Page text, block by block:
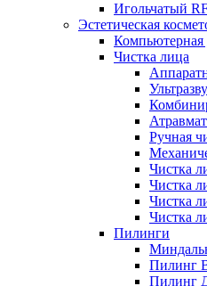
Игольчатый
Эстетическая
Компьютерная
Чистка лица
Ручная
Чистка
Чистка
Чистка
Чистка
Пилинги
Пилинг
Пилинг